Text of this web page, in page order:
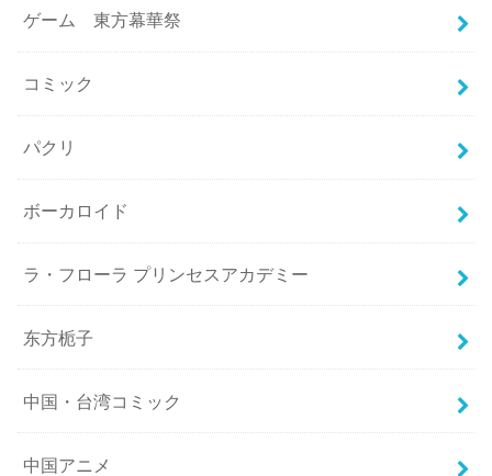
ゲーム 東方幕華祭
コミック
パクリ
ボーカロイド
ラ・フローラ プリンセスアカデミー
东方栀子
中国・台湾コミック
中国アニメ